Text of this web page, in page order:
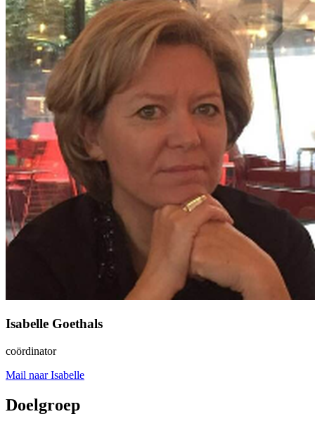
Isabelle Goethals
coördinator
Mail naar Isabelle
Doelgroep